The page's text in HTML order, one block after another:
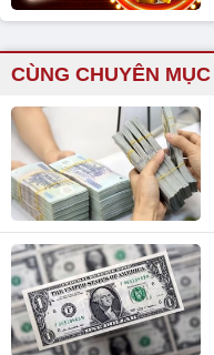
CÙNG CHUYÊN MỤC